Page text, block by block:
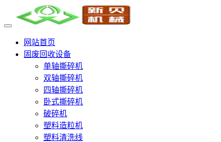
网站首页
固废回收设备
单轴撕碎机
双轴撕碎机
四轴撕碎机
卧式撕碎机
破碎机
塑料造粒机
塑料清洗线